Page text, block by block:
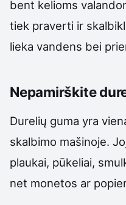
bent kelioms
tiek praverti ir
lieka vandens bei
Nepamirškite
Durelių guma yra
skalbimo mašinoje.
plaukai, pūkeliai,
net monetos ar